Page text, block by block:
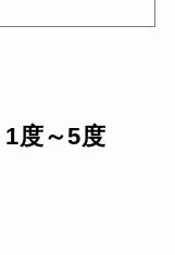
度～5度